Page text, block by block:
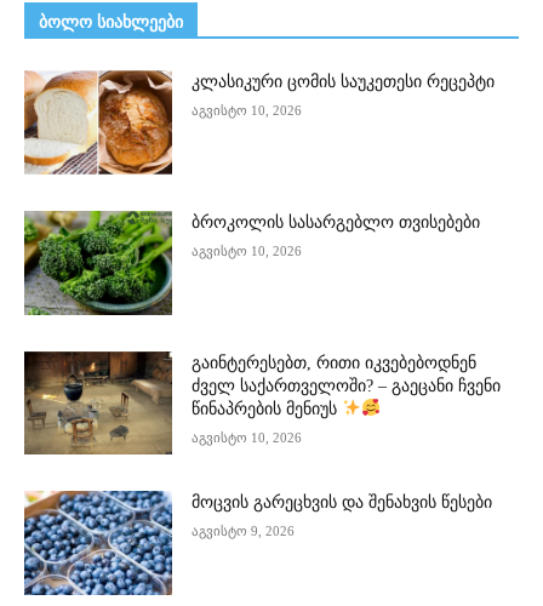
ᲑᲝᲚᲝ ᲡᲘᲐᲮᲚᲔᲔᲑᲘ
კლასიკური ცომის საუკეთესი რეცეპტი
აგვისტო 10, 2026
ბროკოლის სასარგებლო თვისებები
აგვისტო 10, 2026
გაინტერესებთ, რითი იკვებებოდნენ
ძველ საქართველოში? – გაეცანი ჩვენი
წინაპრების მენიუს
აგვისტო 10, 2026
მოცვის გარეცხვის და შენახვის წესები
აგვისტო 9, 2026